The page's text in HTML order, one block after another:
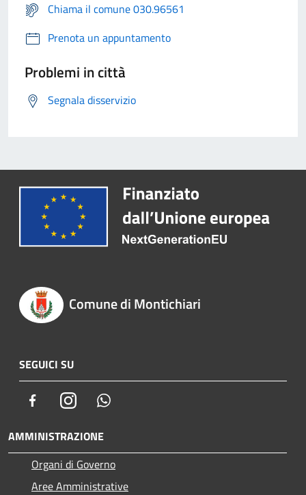
Chiama il comune 030.96561
Prenota un appuntamento
Problemi in città
Segnala disservizio
Comune di Montichiari
SEGUICI SU
FacebookInstagram
AMMINISTRAZIONE
Organi di Governo
Aree Amministrative